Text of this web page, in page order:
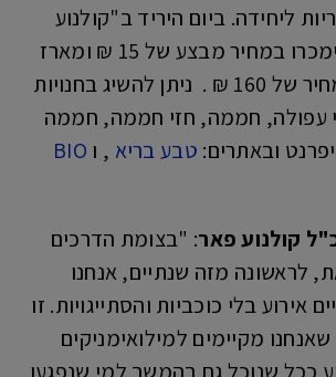
218 קלוריות ליחידה. ביום היריד ב"קולנוע
פאר" 2 חטיפים יימכרו במחיר מבצע של 15 ₪ ומארז
של 24 יחידות במחיר של 160 ₪ . ניתן להשיג בחנויות
עפולה, חממה, חזי חממה, חממה
ובאתרים: טבע בריא , ו BIO
קולנוע פאר: "בצומת הדרכים
לראשונה מזה שנתיים, אנחנו
אירוע בלי כוכביות והסתייגויות. זו
מקיימים למילואימניקים